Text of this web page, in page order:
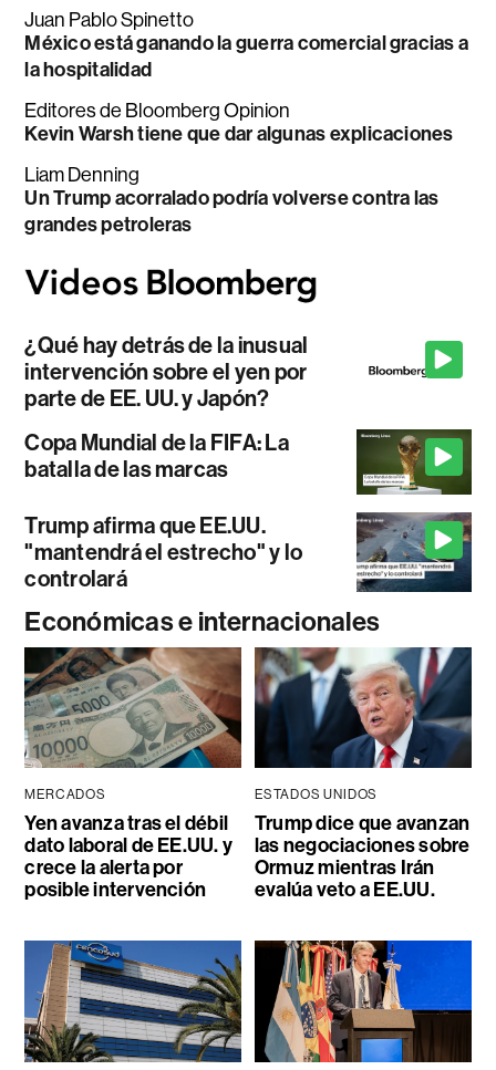
Juan Pablo Spinetto
México está ganando la guerra comercial gracias a
la hospitalidad
Editores de Bloomberg Opinion
Kevin Warsh tiene que dar algunas explicaciones
Liam Denning
Un Trump acorralado podría volverse contra las
grandes petroleras
¿Qué hay detrás de la inusual
intervención sobre el yen por
parte de EE. UU. y Japón?
Copa Mundial de la FIFA: La
batalla de las marcas
Trump afirma que EE.UU.
"mantendrá el estrecho" y lo
controlará
Económicas e internacionales
MERCADOS
Yen avanza tras el débil
dato laboral de EE.UU. y
crece la alerta por
posible intervención
ESTADOS UNIDOS
Trump dice que avanzan
las negociaciones sobre
Ormuz mientras Irán
evalúa veto a EE.UU.